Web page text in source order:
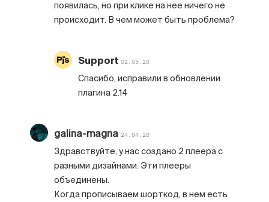
появилась, но при клике на нее ничего не
происходит. В чем может быть проблема?
Support02.05.20
Спасибо, исправили в обновлении
плагина 2.14
galina-magna 24.04.20
Здравствуйте, у нас создано 2 плеера с
разными дизайнами. Эти плееры
объединены.
Когда прописываем шорткод, в нем есть